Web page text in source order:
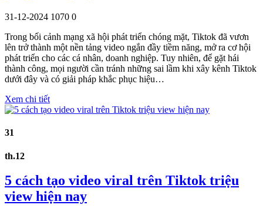
31-12-2024 1070 0
Trong bối cảnh mạng xã hội phát triển chóng mặt, Tiktok đã vươn
lên trở thành một nền tảng video ngắn đầy tiềm năng, mở ra cơ hội
phát triển cho các cá nhân, doanh nghiệp. Tuy nhiên, để gặt hái
thành công, mọi người cần tránh những sai lầm khi xây kênh Tiktok
dưới đây và có giải pháp khắc phục hiệu…
Xem chi tiết
31
th.12
5 cách tạo video viral trên Tiktok triệu
view hiện nay